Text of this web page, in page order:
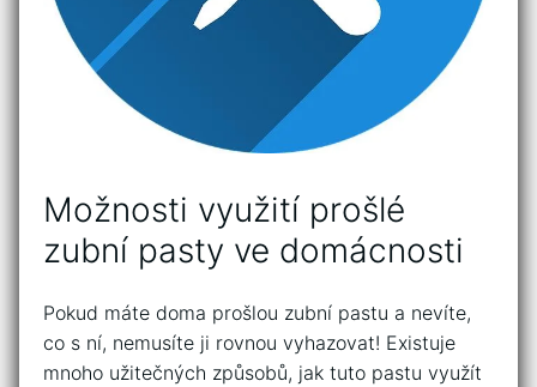
Možnosti‌ využití prošlé
zubní pasty ⁢ve ⁤domácnosti
Pokud máte ‍doma prošlou⁣ zubní‍ pastu a ​nevíte,⁤
co s ní,⁢ nemusíte ji rovnou vyhazovat! Existuje
mnoho užitečných způsobů, jak tuto pastu využít